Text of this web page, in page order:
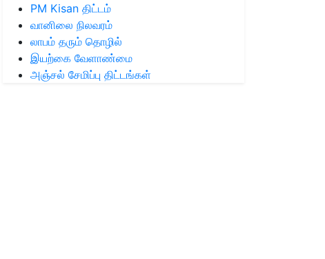
PM Kisan திட்டம்
வானிலை நிலவரம்
லாபம் தரும் தொழில்
இயற்கை வேளாண்மை
அஞ்சல் சேமிப்பு திட்டங்கள்